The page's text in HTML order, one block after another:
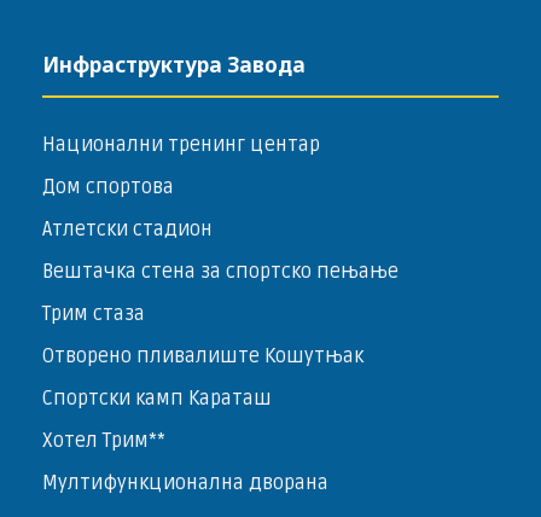
Инфраструктура Завода
Национални тренинг центар
Дом спортова
Атлетски стадион
Вештачка стена за спортско пењање
Трим стаза
Отворено пливалиште Кошутњак
Спортски камп Караташ
Хотел Трим**
Мултифункционална дворана